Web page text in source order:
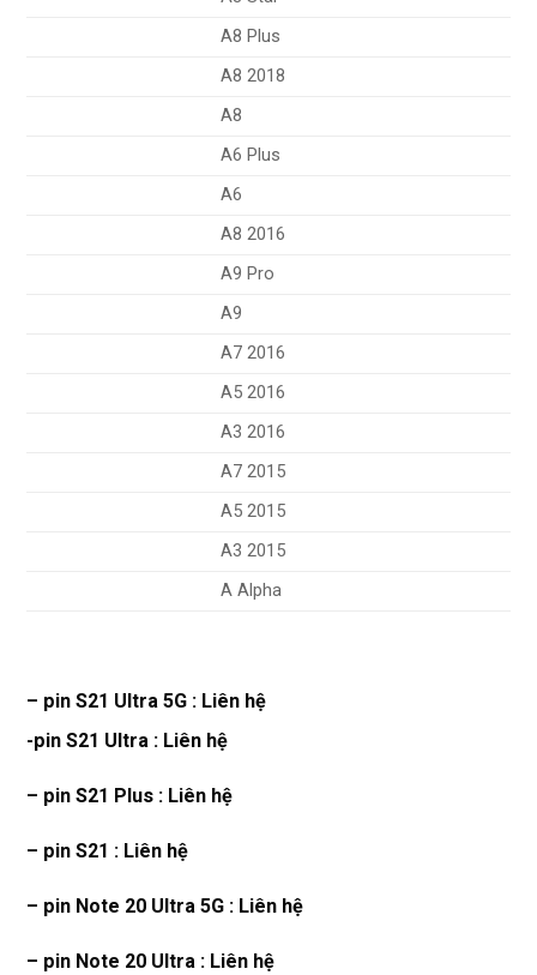
A8 Plus
A8 2018
A8
A6 Plus
A6
A8 2016
A9 Pro
A9
A7 2016
A5 2016
A3 2016
A7 2015
A5 2015
A3 2015
A Alpha
– pin S21 Ultra 5G : Liên hệ
-pin S21 Ultra : Liên hệ
– pin S21 Plus : Liên hệ
– pin S21 : Liên hệ
– pin Note 20 Ultra 5G : Liên hệ
– pin Note 20 Ultra : Liên hệ